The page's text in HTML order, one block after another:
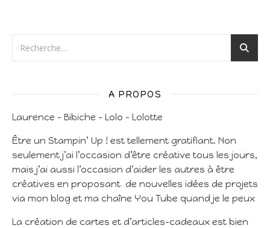
A PROPOS
Laurence – Bibiche – Lolo – Lolotte
Être un Stampin’ Up ! est tellement gratifiant. Non
seulement j’ai l’occasion d’être créative tous les jours,
mais j’ai aussi l’occasion d’aider les autres à être
créatives en proposant de nouvelles idées de projets
via mon blog et ma chaîne You Tube quand je le peux
La création de cartes et d’articles-cadeaux est bien